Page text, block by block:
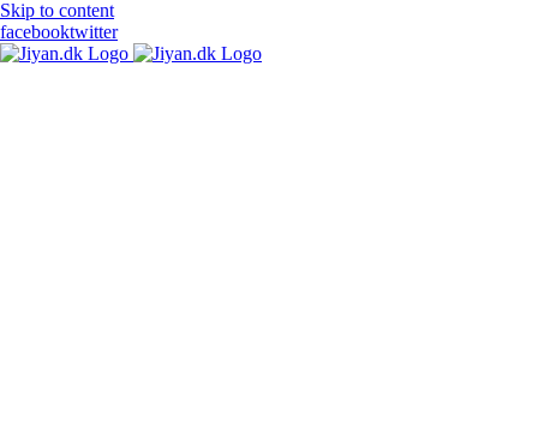
Skip to content
facebooktwitter